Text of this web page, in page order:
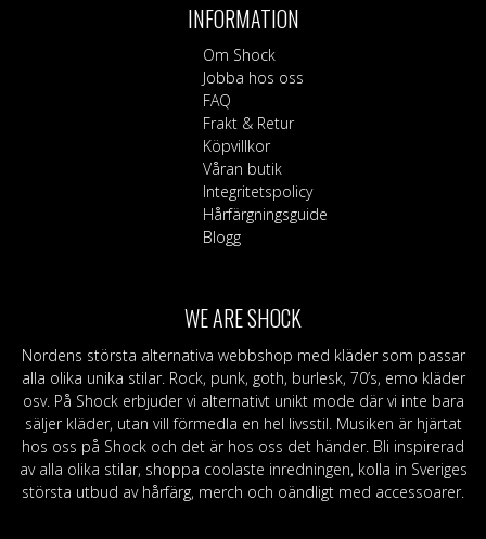
INFORMATION
Om Shock
Jobba hos oss
FAQ
Frakt & Retur
Köpvillkor
Våran butik
Integritetspolicy
Hårfärgningsguide
Blogg
WE ARE SHOCK
Nordens största alternativa webbshop med kläder som passar
alla olika unika stilar. Rock, punk, goth, burlesk, 70’s, emo kläder
osv. På Shock erbjuder vi alternativt unikt mode där vi inte bara
säljer kläder, utan vill förmedla en hel livsstil. Musiken är hjärtat
hos oss på Shock och det är hos oss det händer. Bli inspirerad
av alla olika stilar, shoppa coolaste inredningen, kolla in Sveriges
största utbud av hårfärg, merch och oändligt med accessoarer.